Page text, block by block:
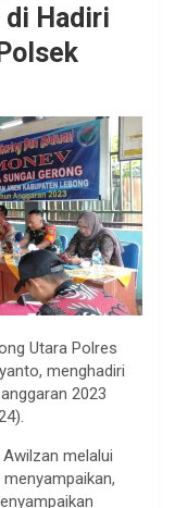
di Hadiri
Utara Polres
menghadiri
2023
melalui